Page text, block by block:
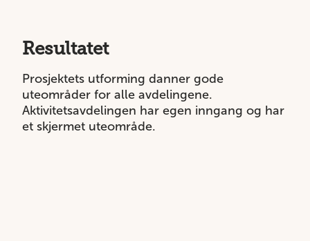
Resultatet
Prosjektets utforming danner gode
uteområder for alle avdelingene.
Aktivitetsavdelingen har egen inngang og har
et skjermet uteområde.